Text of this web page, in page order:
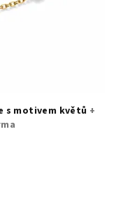
s motivem květů +